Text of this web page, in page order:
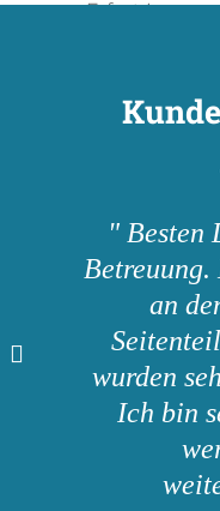
" Besten
an
wurden
Ich bin